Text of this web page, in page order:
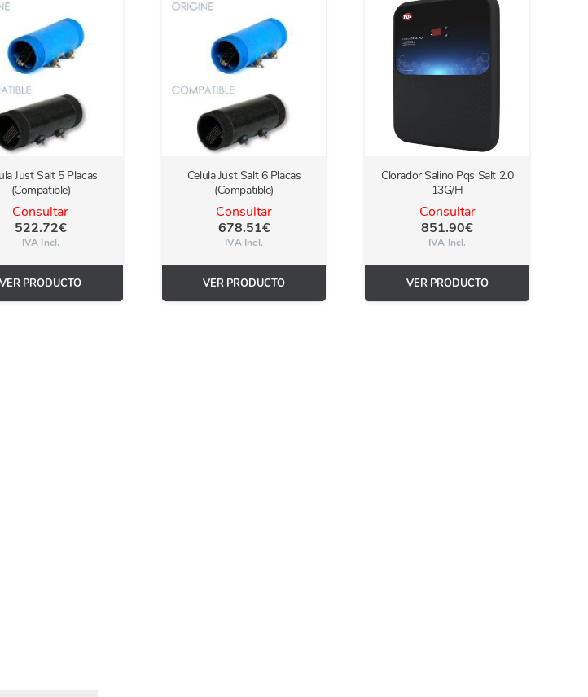
Just Salt 5 Placas
(Compatible)
Consultar
522.72€
IVA Incl.
VER PRODUCTO
Celula Just Salt 6 Placas
(Compatible)
Consultar
678.51€
IVA Incl.
VER PRODUCTO
Clorador Salino Pqs Salt 2.0
13G/H
Consultar
851.90€
IVA Incl.
VER PRODUCTO